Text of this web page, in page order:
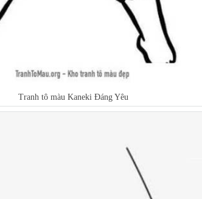
Tranh tô màu Kaneki Đáng Yêu